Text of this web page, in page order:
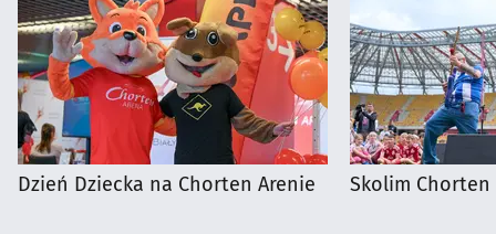
Dzień Dziecka na Chorten Arenie Skolim Chorten